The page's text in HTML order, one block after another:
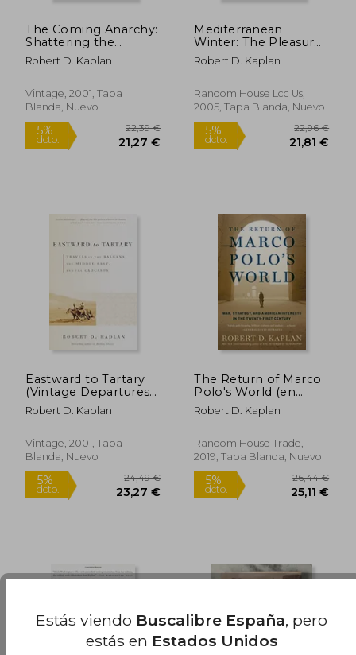
dcto.
5%
dcto.
The Coming Anarchy:
Shattering the
Dreams of the Post
Cold war (Vintage)
Robert D. Kaplan
Vintage, 2001, Tapa
Blanda, Nuevo
5% 22,39 €
21,27 €
Mediterranean
Winter: The Pleasures
of History and
Landscape in Tunisia,
the Peloponnese
(Vintage Departures)
Robert D. Kaplan
Random House Lcc Us,
2005, Tapa Blanda, Nuevo
5%
dcto.
Eastward to Tartary
(Vintage Departures)
(en Inglés)
Robert D. Kaplan
Vintage, 2001, Tapa
Blanda, Nuevo
The Return of Marco
Polo's World (en
Inglés)
Robert D. Kaplan
Random House Trade,
2019, Tapa Blanda, Nuevo
Estás viendo Buscalibre España, pero
estás en Estados Unidos